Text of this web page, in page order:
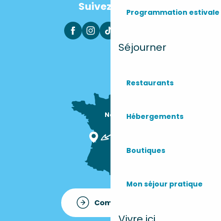
Programmation estivale
Séjourner
Restaurants
Hébergements
Boutiques
Mon séjour pratique
Suivez-nous
Nous sommes
Comment venir ?